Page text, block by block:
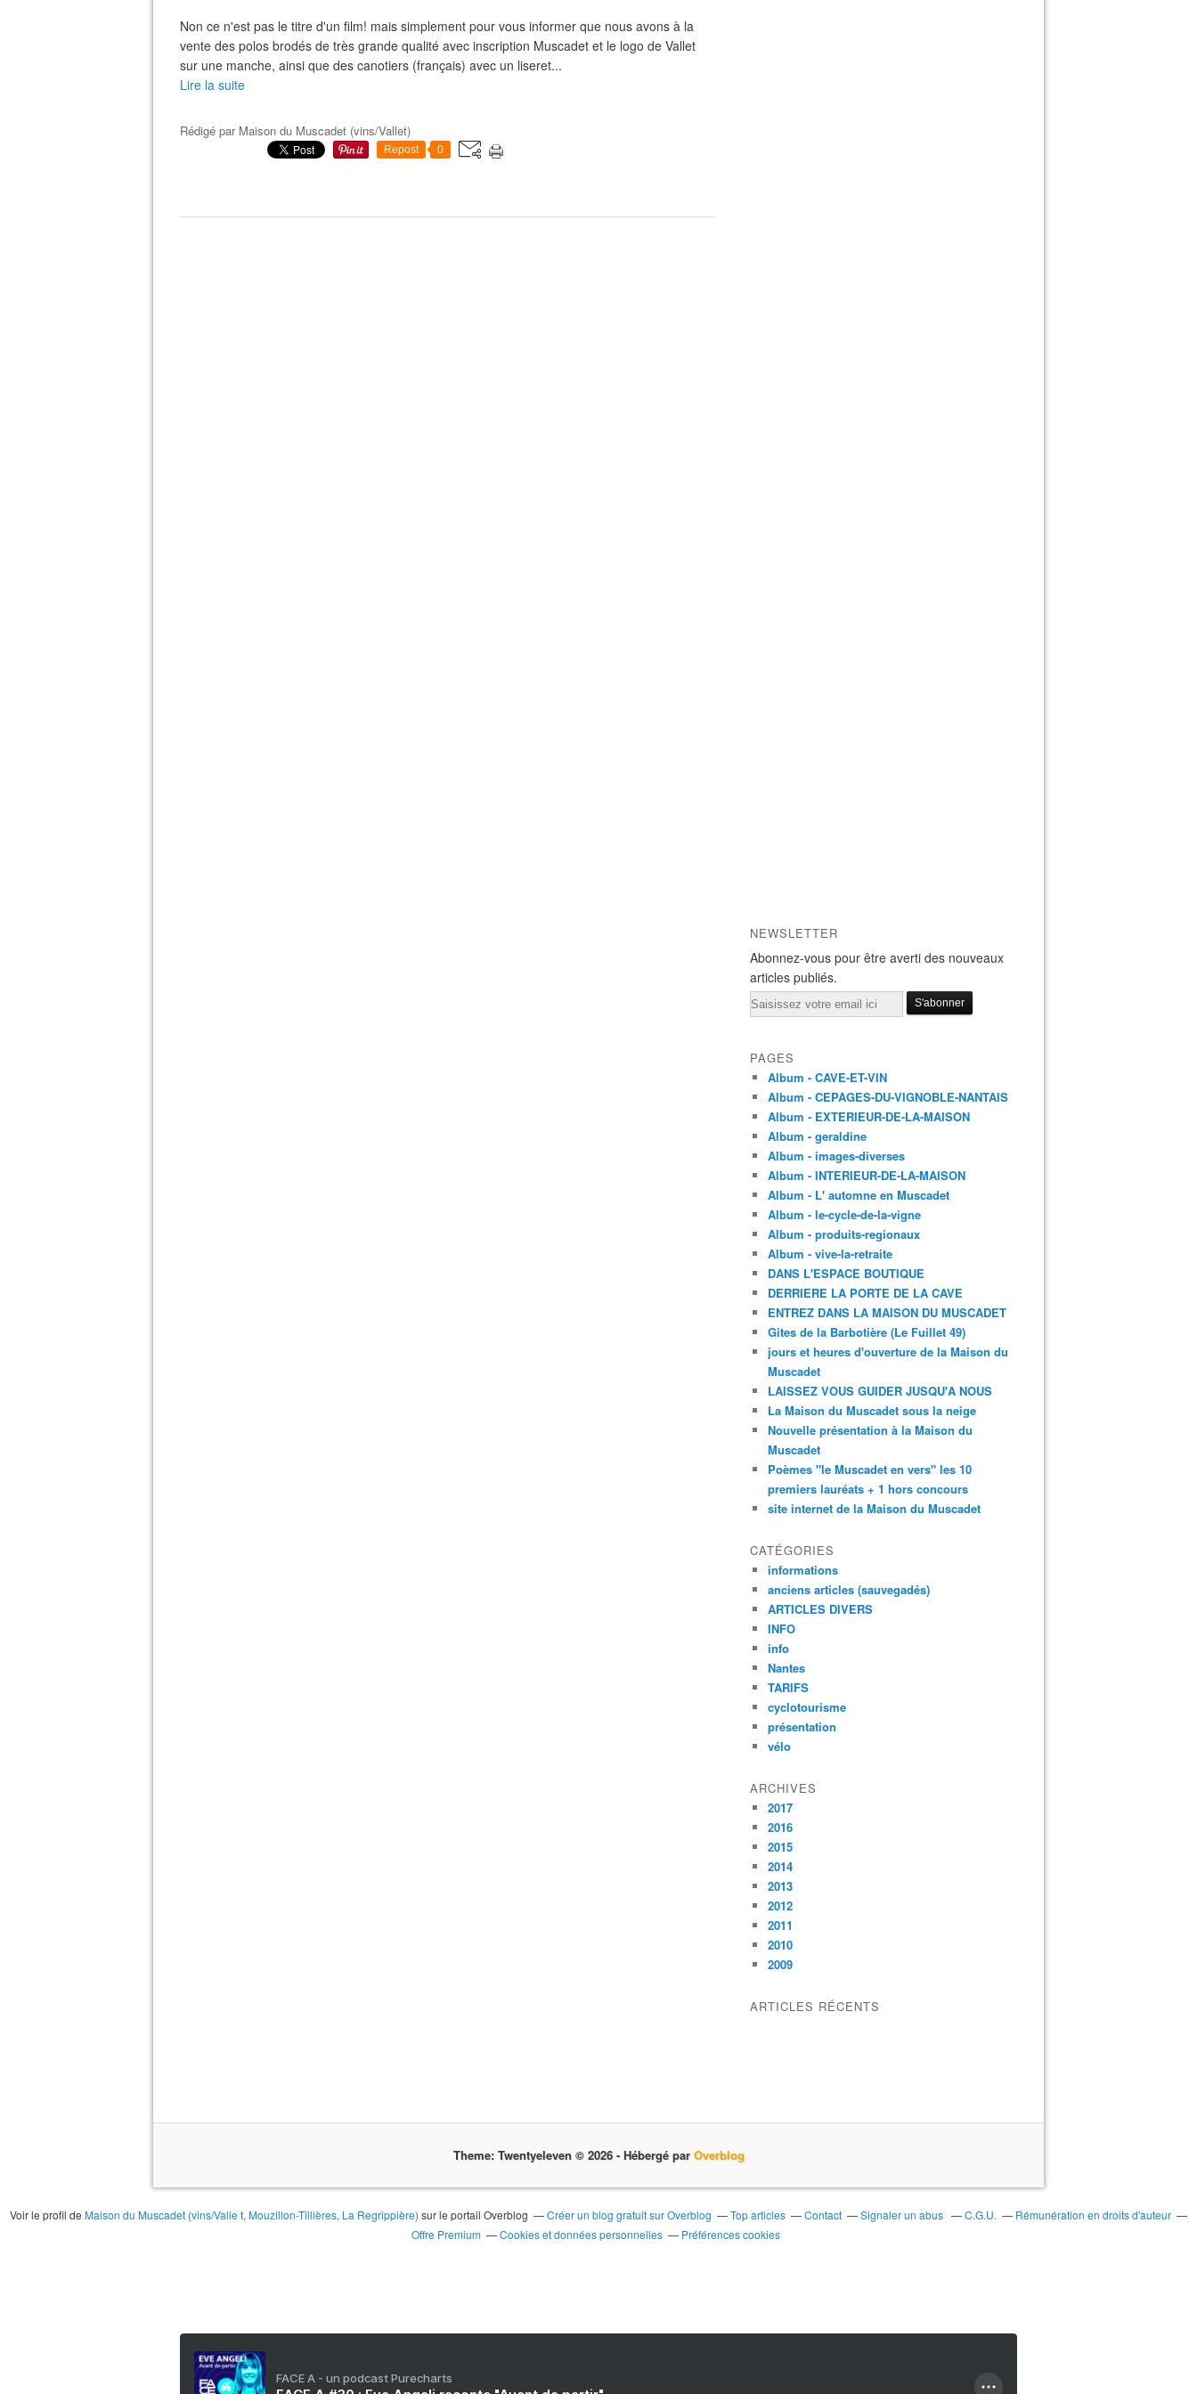
Non ce n'est pas le titre d'un film! mais simplement pour vous informer que nous avons à la
vente des polos brodés de très grande qualité avec inscription Muscadet et le logo de Vallet
sur une manche, ainsi que des canotiers (français) avec un liseret...
Lire la suite
Rédigé par Maison du Muscadet (vins/Vallet)
Repost 0
NEWSLETTER
Abonnez-vous pour être averti des nouveaux
articles publiés.
Email
PAGES
Album - CAVE-ET-VIN
Album - CEPAGES-DU-VIGNOBLE-NANTAIS
Album - EXTERIEUR-DE-LA-MAISON
Album - geraldine
Album - images-diverses
Album - INTERIEUR-DE-LA-MAISON
Album - L' automne en Muscadet
Album - le-cycle-de-la-vigne
Album - produits-regionaux
Album - vive-la-retraite
DANS L'ESPACE BOUTIQUE
DERRIERE LA PORTE DE LA CAVE
ENTREZ DANS LA MAISON DU MUSCADET
Gites de la Barbotière (Le Fuillet 49)
jours et heures d'ouverture de la Maison du
Muscadet
LAISSEZ VOUS GUIDER JUSQU'A NOUS
La Maison du Muscadet sous la neige
Nouvelle présentation à la Maison du
Muscadet
Poèmes "le Muscadet en vers" les 10
premiers lauréats + 1 hors concours
site internet de la Maison du Muscadet
CATÉGORIES
informations
anciens articles (sauvegadés)
ARTICLES DIVERS
INFO
info
Nantes
TARIFS
cyclotourisme
présentation
vélo
ARCHIVES
2017
2016
2015
2014
2013
2012
2011
2010
2009
ARTICLES RÉCENTS
Theme: Twentyeleven © 2026 - Hébergé par Overblog
Voir le profil de Maison du Muscadet (vins/Valle t, Mouzillon-Tillières, La Regrippière) sur le portail Overblog Créer un blog gratuit sur Overblog Top articles Contact Signaler un abus C.G.U.
Rémunération en droits d'auteur
Offre Premium
Cookies et données personnelles Préférences cookies
FACE A - un podcast Purecharts